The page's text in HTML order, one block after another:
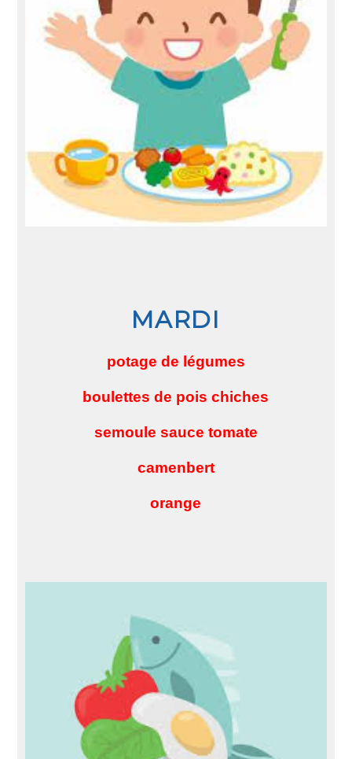
MARDI
potage de légumes
boulettes de pois chiches
semoule sauce tomate
camenbert
orange